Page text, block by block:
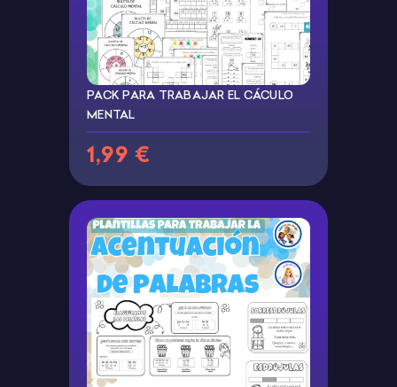
PACK PARA TRABAJAR EL CÁCULO
MENTAL
1,99 €